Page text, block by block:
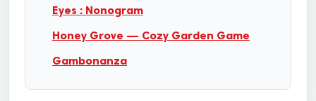
Eyes : Nonogram
Honey Grove — Cozy Garden Game
Gambonanza